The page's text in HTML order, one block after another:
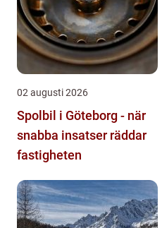
02 augusti 2026
Spolbil i Göteborg - när
snabba insatser räddar
fastigheten